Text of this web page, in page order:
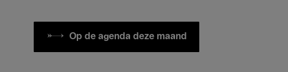
Op de agenda deze maand